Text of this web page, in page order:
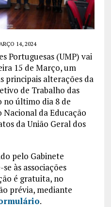
14, 2024
Portuguesas (UMP) vai
15 de Março, um
principais alterações da
de Trabalho das
no último dia 8 de
da Educação
da União Geral dos
pelo Gabinete
às associações
é gratuita, no
prévia, mediante
.